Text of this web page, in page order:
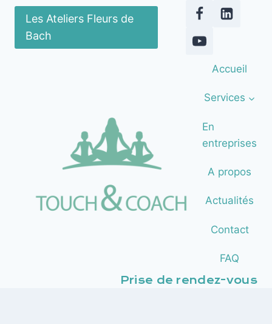
Aller
contenu
Les Ateliers Fleurs de
Bach
Accueil
Services
En
entreprises
A propos
Actualités
Contact
FAQ
Prise de rendez-vous